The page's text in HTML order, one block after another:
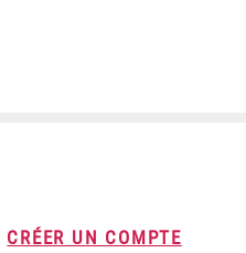
CRÉER UN COMPTE